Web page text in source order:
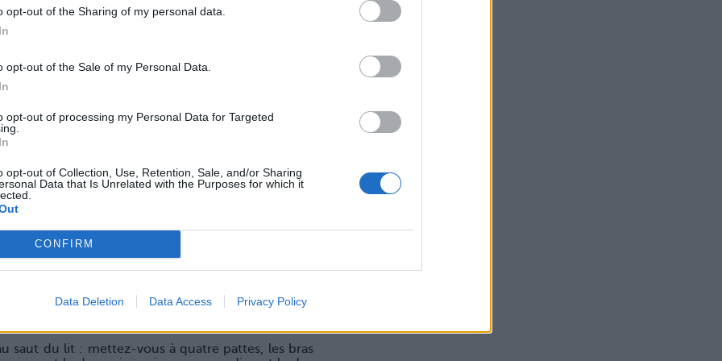
opt-out of the Sharing of my personal data.
opt-out of the Sale of my Personal Data.
opt-out of processing my Personal Data for Targeted
opt-out of Collection, Use, Retention, Sale, and/or Sharing
Data that Is Unrelated with the Purposes for which it
CONFIRM
Data Deletion Data Access Privacy Policy
: trop rêche, trop sévère avec notre peau, trop
pour un corps de déesse ! Non seulement il
veulent obstruer vos gentils pores et donc ternir
pour l'épilation : fini les poils incarnés ! A éviter
pour ne pas les agresser. On s'en tient aussi à
travailler votre allure de déesse rien qu'en vous
oui, rien de plus simple pour tonifier son corps et
saut du lit : mettez-vous à quatre pattes, les bras